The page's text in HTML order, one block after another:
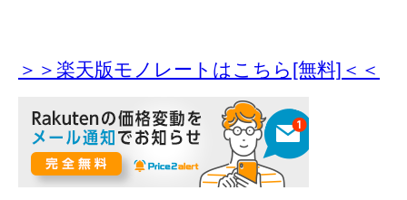
＞＞楽天版モノレートはこちら[無料]＜＜